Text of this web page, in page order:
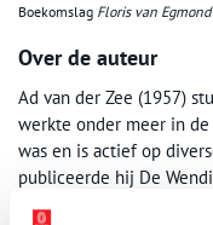
Boekomslag Floris van
Over de auteur
Ad van der Zee (1957)
werkte onder meer in
was en is actief op
publiceerde hij De
Holland, Amsterdam en